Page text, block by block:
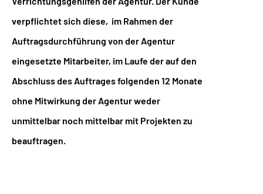
verpflichtet sich diese, im Rahmen der
Auftragsdurchführung von der Agentur
eingesetzte Mitarbeiter, im Laufe der auf den
Abschluss des Auftrages folgenden 12 Monate
ohne Mitwirkung der Agentur weder
unmittelbar noch mittelbar mit Projekten zu
beauftragen.